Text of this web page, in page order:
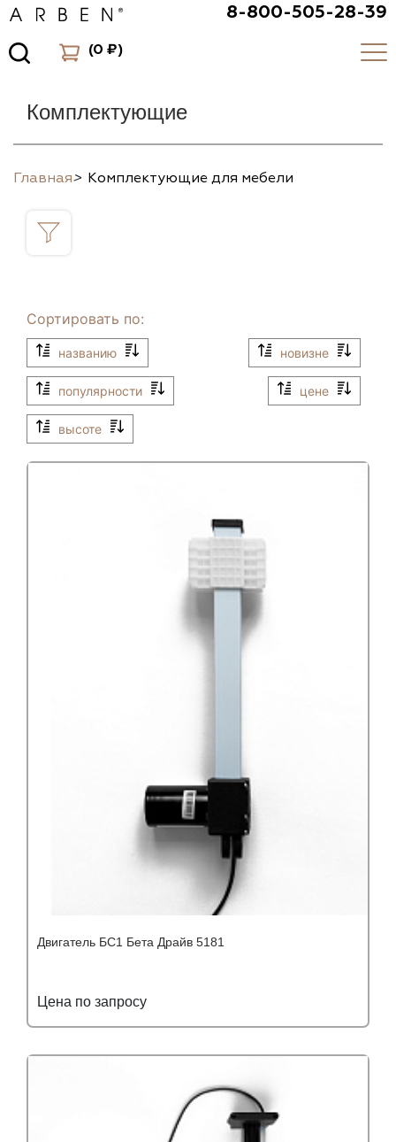
8-800-505-28-39
(0 ₽)
Комплектующие
Главная> Комплектующие для мебели
Сортировать по:
названию новизне
популярности цене
высоте
Двигатель БС1 Бета Драйв 5181
Цена по запросу